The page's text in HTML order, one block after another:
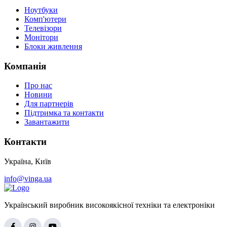
Ноутбуки
Комп'ютери
Телевізори
Монітори
Блоки живлення
Компанія
Про нас
Новини
Для партнерів
Підтримка та контакти
Завантажити
Контакти
Україна, Київ
info@vinga.ua
Український виробник високоякісної техніки та електроніки